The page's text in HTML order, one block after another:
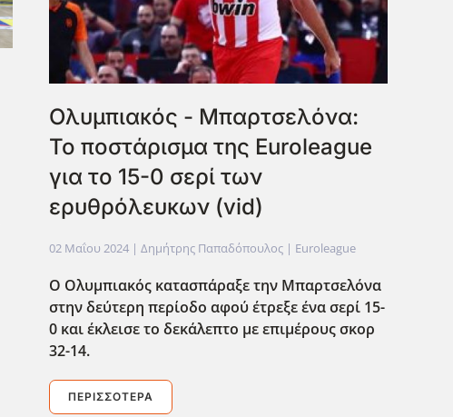
Ολυμπιακός - Μπαρτσελόνα:
Το ποστάρισμα της Euroleague
για το 15-0 σερί των
ερυθρόλευκων (vid)
02 Μαΐου 2024| Δημήτρης Παπαδόπουλος | Euroleague
Ο Ολυμπιακός κατασπάραξε την Μπαρτσελόνα
στην δεύτερη περίοδο αφού έτρεξε ένα σερί 15-
0 και έκλεισε το δεκάλεπτο με επιμέρους σκορ
32-14.
ΠΕΡΙΣΣΌΤΕΡΑ